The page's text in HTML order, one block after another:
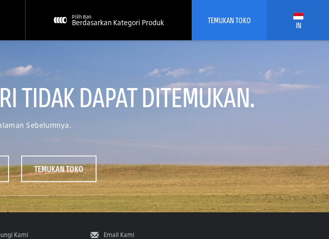
Pilih Ban
Berdasarkan Kategori Produk TEMUKAN TOKO IN
TIDAK DAPAT DITEMUKAN.
Sebelumnya.
TEMUKAN TOKO
Kami Email Kami